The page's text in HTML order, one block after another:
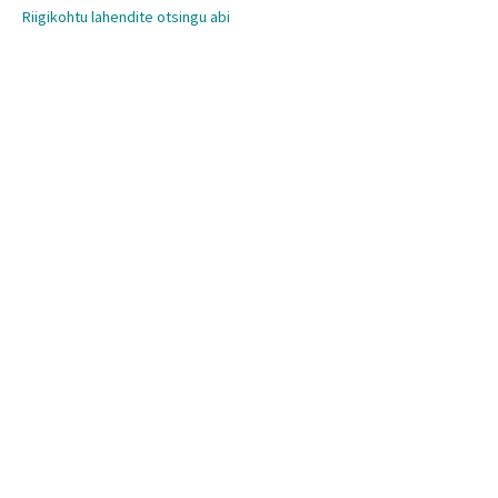
Riigikohtu lahendite otsingu abi